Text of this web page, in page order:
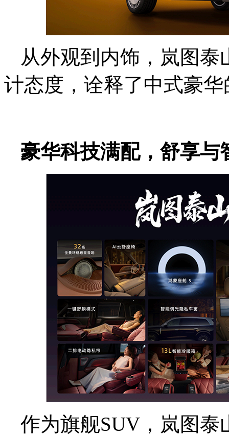
从外观到内饰，岚图
计态度，诠释了中式豪
豪华科技满配，舒享与
作为旗舰SUV，岚图泰